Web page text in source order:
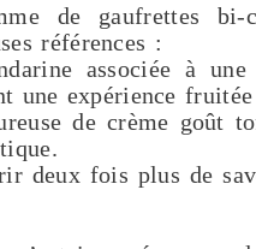
de gaufrettes
références :
associée à
une expérience
de crème goût
deux fois plus de